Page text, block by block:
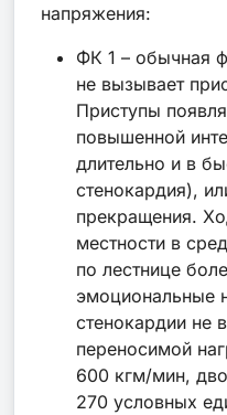
напряжения:
ФК 1 – обычная
не вызывает
Приступы
повышенной
длительно и в
стенокардия),
прекращения.
местности в
по лестнице
эмоциональные
стенокардии не
переносимой
600 кгм/мин,
270 условных